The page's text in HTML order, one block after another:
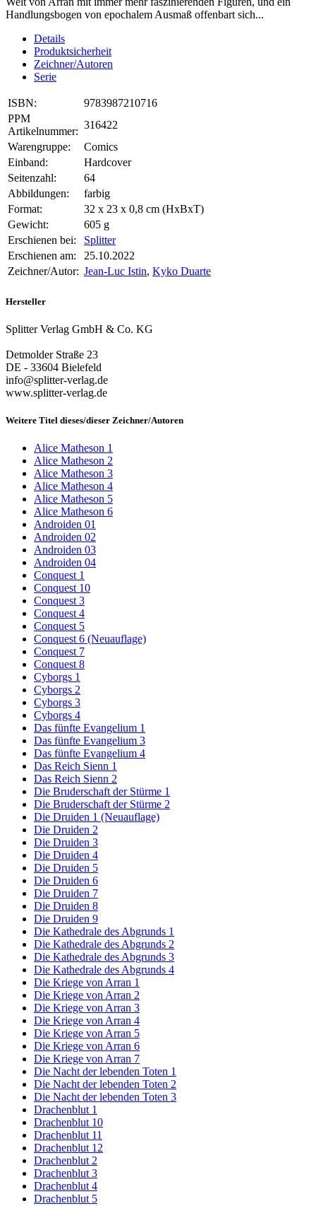
Handlungsbogen von epochalem Ausmaß offenbart sich...
Details
Produktsicherheit
Zeichner/Autoren
Serie
ISBN:
9783987210716
PPM
Artikelnummer:
316422
Warengruppe:
Comics
Einband:
Hardcover
Seitenzahl:
64
Abbildungen:
farbig
Format:
32 x 23 x 0,8 cm (HxBxT)
Gewicht:
605 g
Erschienen bei:
Splitter
Erschienen am:
25.10.2022
Zeichner/Autor: Jean-Luc Istin, Kyko Duarte
Hersteller
Splitter Verlag GmbH & Co. KG
Detmolder Straße 23
DE - 33604 Bielefeld
info@splitter-verlag.de
www.splitter-verlag.de
Weitere Titel dieses/dieser Zeichner/Autoren
Alice Matheson 1
Alice Matheson 2
Alice Matheson 3
Alice Matheson 4
Alice Matheson 5
Alice Matheson 6
Androiden 01
Androiden 02
Androiden 03
Androiden 04
Conquest 1
Conquest 10
Conquest 3
Conquest 4
Conquest 5
Conquest 6 (Neuauflage)
Conquest 7
Conquest 8
Cyborgs 1
Cyborgs 2
Cyborgs 3
Cyborgs 4
Das fünfte Evangelium 1
Das fünfte Evangelium 3
Das fünfte Evangelium 4
Das Reich Sienn 1
Das Reich Sienn 2
Die Bruderschaft der Stürme 1
Die Bruderschaft der Stürme 2
Die Druiden 1 (Neuauflage)
Die Druiden 2
Die Druiden 3
Die Druiden 4
Die Druiden 5
Die Druiden 6
Die Druiden 7
Die Druiden 8
Die Druiden 9
Die Kathedrale des Abgrunds 1
Die Kathedrale des Abgrunds 2
Die Kathedrale des Abgrunds 3
Die Kathedrale des Abgrunds 4
Die Kriege von Arran 1
Die Kriege von Arran 2
Die Kriege von Arran 3
Die Kriege von Arran 4
Die Kriege von Arran 5
Die Kriege von Arran 6
Die Kriege von Arran 7
Die Nacht der lebenden Toten 1
Die Nacht der lebenden Toten 2
Die Nacht der lebenden Toten 3
Drachenblut 1
Drachenblut 10
Drachenblut 11
Drachenblut 12
Drachenblut 2
Drachenblut 3
Drachenblut 4
Drachenblut 5